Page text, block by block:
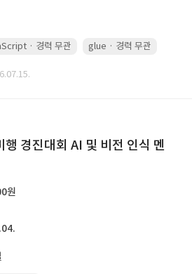
· 경력 무관 glue · 경력 무관
경진대회 AI 및 비전 인식 멘
원